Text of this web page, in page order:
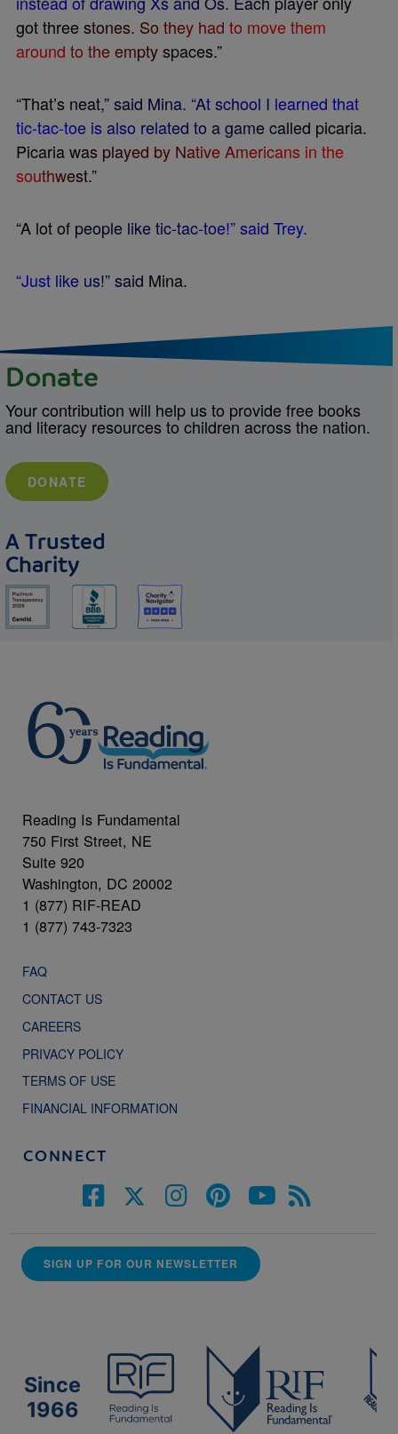
gotthreestones. So they had to movethem
around to theemptyspaces.”
“That’s neat,”said Mina. “Atschool I learned that
tic-tac-toe is also related to agamecalled picaria.
Picariawas played by Native Americans in the
southwest.”
“A lotof people liketic-tac-toe!”said Trey.
“Just like us!”said Mina.
Donate
Your contribution will help us to provide free books
and literacy resources to children across the nation.
DONATE
A Trusted
Charity
Reading Is Fundamental
750 First Street, NE
Suite 920
Washington, DC 20002
1 (877) RIF-READ
1 (877) 743-7323
FAQ
CONTACT US
CAREERS
PRIVACY POLICY
TERMS OF USE
FINANCIAL INFORMATION
CONNECT
SIGN UP FOR OUR NEWSLETTER
Since
1966